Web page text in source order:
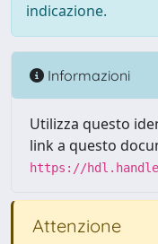
indicazione.
Informazioni
Utilizza questo
link a questo
https://
Attenzione